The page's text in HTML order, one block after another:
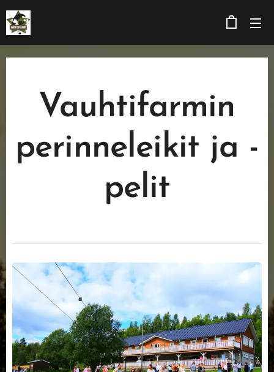
Vauhtifarmin
perinneleikit ja -
pelit